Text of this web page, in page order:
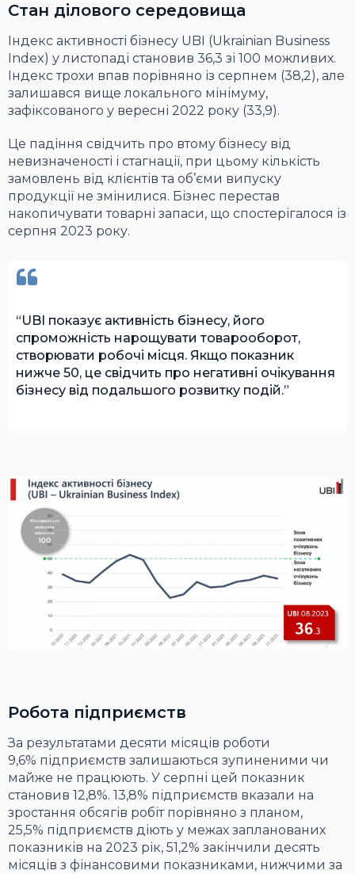
Стан ділового середовища
Індекс активності бізнесу UBI (Ukrainian Business
Index) у листопаді становив 36,3 зі 100 можливих.
Індекс трохи впав порівняно із серпнем (38,2), але
залишався вище локального мінімуму,
зафіксованого у вересні 2022 року (33,9).
Це падіння свідчить про втому бізнесу від
невизначеності і стагнації, при цьому кількість
замовлень від клієнтів та об’єми випуску
продукції не змінилися. Бізнес перестав
накопичувати товарні запаси, що спостерігалося із
серпня 2023 року.
UBI показує активність бізнесу, його
спроможність нарощувати товарооборот,
створювати робочі місця. Якщо показник
нижче 50, це свідчить про негативні очікування
бізнесу від подальшого розвитку подій.
Робота підприємств
За результатами десяти місяців роботи
9,6% підприємств залишаються зупиненими чи
майже не працюють. У серпні цей показник
становив 12,8%. 13,8% підприємств вказали на
зростання обсягів робіт порівняно з планом,
25,5% підприємств діють у межах запланованих
показників на 2023 рік, 51,2% закінчили десять
місяців з фінансовими показниками, нижчими за